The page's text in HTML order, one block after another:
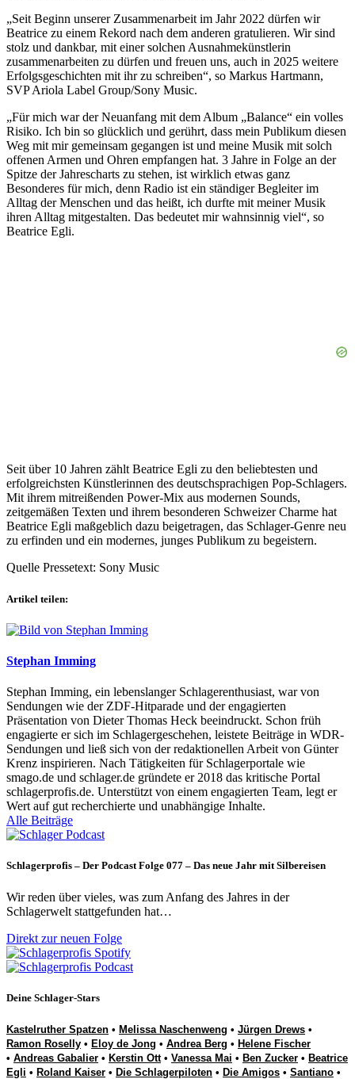
„Seit Beginn unserer Zusammenarbeit im Jahr 2022 dürfen wir
Beatrice zu einem Rekord nach dem anderen gratulieren. Wir sind
stolz und dankbar, mit einer solchen Ausnahmekünstlerin
zusammenarbeiten zu dürfen und freuen uns, auch in 2025 weitere
Erfolgsgeschichten mit ihr zu schreiben“, so Markus Hartmann,
SVP Ariola Label Group/Sony Music.
„Für mich war der Neuanfang mit dem Album „Balance“ ein volles
Risiko. Ich bin so glücklich und gerührt, dass mein Publikum diesen
Weg mit mir gemeinsam gegangen ist und meine Musik mit solch
offenen Armen und Ohren empfangen hat. 3 Jahre in Folge an der
Spitze der Jahrescharts zu stehen, ist wirklich etwas ganz
Besonderes für mich, denn Radio ist ein ständiger Begleiter im
Alltag der Menschen und das heißt, ich durfte mit meiner Musik
ihren Alltag mitgestalten. Das bedeutet mir wahnsinnig viel“, so
Beatrice Egli.
Seit über 10 Jahren zählt Beatrice Egli zu den beliebtesten und
erfolgreichsten Künstlerinnen des deutschsprachigen Pop-Schlagers.
Mit ihrem mitreißenden Power-Mix aus modernen Sounds,
zeitgemäßen Texten und ihrem besonderen Schweizer Charme hat
Beatrice Egli maßgeblich dazu beigetragen, das Schlager-Genre neu
zu erfinden und ein modernes, junges Publikum zu begeistern.
Quelle Pressetext: Sony Music
Artikel teilen:
Stephan Imming
Stephan Imming, ein lebenslanger Schlagerenthusiast, war von
Sendungen wie der ZDF-Hitparade und der engagierten
Präsentation von Dieter Thomas Heck beeindruckt. Schon früh
engagierte er sich im Schlagergeschehen, leistete Beiträge in WDR-
Sendungen und ließ sich von der redaktionellen Arbeit von Günter
Krenz inspirieren. Nach Tätigkeiten für Schlagerportale wie
smago.de und schlager.de gründete er 2018 das kritische Portal
schlagerprofis.de. Unterstützt von einem engagierten Team, legt er
Wert auf gut recherchierte und unabhängige Inhalte.
Alle Beiträge
Schlagerprofis – Der Podcast Folge 077 – Das neue Jahr mit Silbereisen
Wir reden über vieles, was zum Anfang des Jahres in der
Schlagerwelt stattgefunden hat…
Direkt zur neuen Folge
Deine Schlager-Stars
Kastelruther Spatzen • Melissa Naschenweng • Jürgen Drews •
Ramon Roselly • Eloy de Jong • Andrea Berg • Helene Fischer
• Andreas Gabalier • Kerstin Ott• Vanessa Mai • Ben Zucker • Beatrice
Egli • Roland Kaiser • Die Schlagerpiloten • Die Amigos • Santiano •